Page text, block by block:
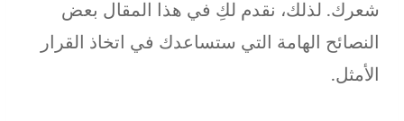
شعرك. لذلك، نقدم لكِ في هذا المقال بعض
النصائح الهامة التي ستساعدك في اتخاذ القرار
الأمثل.